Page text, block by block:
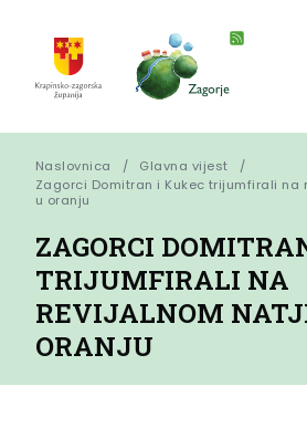
Naslovnica
Glavna vijest
Zagorci Domitran i Kukec trijumfirali na
u oranju
ZAGORCI
TRIJUMFIRALI NA
REVIJALNOM
ORANJU